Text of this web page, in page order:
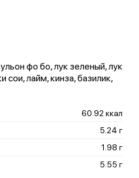
фо бо, лук зеленый, лук
сои, лайм, кинза, базилик,
60.92 ккал
5.24 г
1.98 г
5.55 г